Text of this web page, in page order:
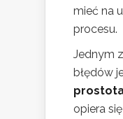
mieć na
procesu.
Jednym
błędów
opiera